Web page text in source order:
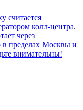
считается
колл-центра.
через
в пределах Москвы и
внимательны!